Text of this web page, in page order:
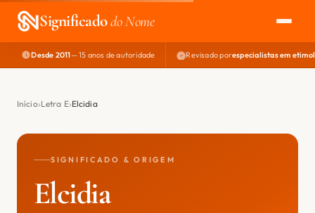
Significadodo Nome
EXPLORAR
NOME PERFEITO
Desde 2011— 15 anos de autoridade Revisado porespecialistas em
Início Letra E Elcidia
SIGNIFICADO & ORIGEM
Elcidia